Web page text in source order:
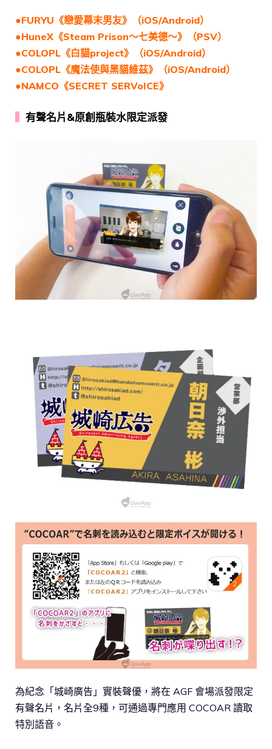
●FURYU《戀愛幕末男友》（iOS/Android）
●HuneX《Steam Prison～七美德～》（PSV）
●COLOPL《白貓project》（iOS/Android）
●COLOPL《魔法使與黑貓維茲》（iOS/Android）
●NAMCO《SECRET SERVoICE》
有聲名片&原創瓶裝水限定派發
為紀念「城崎廣告」實裝聲優，將在 AGF 會場派發限定
有聲名片，名片全9種，可通過專門應用 COCOAR 讀取
特別語音。